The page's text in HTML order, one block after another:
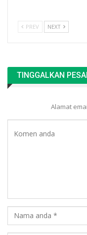
PREV NEXT
TINGGALKAN
Alamat